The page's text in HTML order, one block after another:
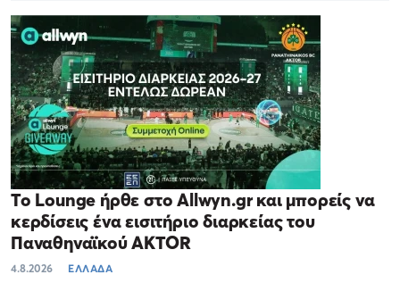
Το Lounge ήρθε στο Allwyn.gr και μπορείς να
κερδίσεις ένα εισιτήριο διαρκείας του
Παναθηναϊκού AKTOR
4.8.2026 ΕΛΛΑΔΑ